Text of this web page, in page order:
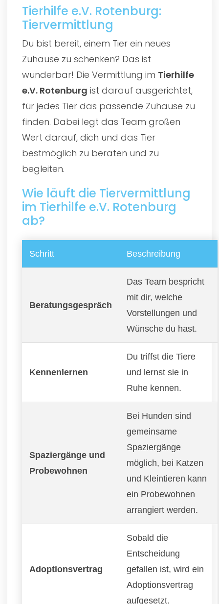
Tierhilfe e.V. Rotenburg:
Tiervermittlung
Du bist bereit, einem Tier ein neues
Zuhause zu schenken? Das ist
wunderbar! Die Vermittlung im Tierhilfe
e.V. Rotenburg ist darauf ausgerichtet,
für jedes Tier das passende Zuhause zu
finden. Dabei legt das Team großen
Wert darauf, dich und das Tier
bestmöglich zu beraten und zu
begleiten.
Wie läuft die Tiervermittlung
im Tierhilfe e.V. Rotenburg
ab?
Schritt Beschreibung
Beratungsgespräch
Das Team bespricht
mit dir, welche
Vorstellungen und
Wünsche du hast.
Kennenlernen
Du triffst die Tiere
und lernst sie in
Ruhe kennen.
Spaziergänge und
Probewohnen
Bei Hunden sind
gemeinsame
Spaziergänge
möglich, bei Katzen
und Kleintieren kann
ein Probewohnen
arrangiert werden.
Adoptionsvertrag
Sobald die
Entscheidung
gefallen ist, wird ein
Adoptionsvertrag
aufgesetzt.